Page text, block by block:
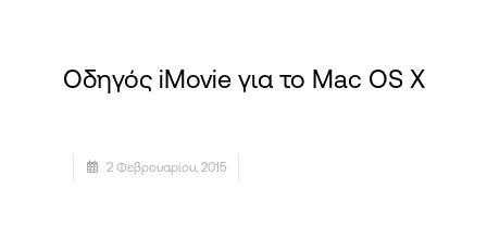
Οδηγός iMovie για το Mac OS X
2 Φεβρουαρίου, 2015